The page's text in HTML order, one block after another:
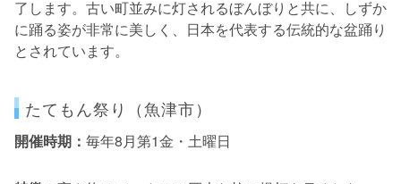
了します。古い町並みに灯されるぼんぼりと共に、しずか
に踊る姿が非常に美しく、日本を代表する伝統的な盆踊り
とされています。
たてもん祭り（魚津市）
開催時期： 毎年8月第1金・土曜日